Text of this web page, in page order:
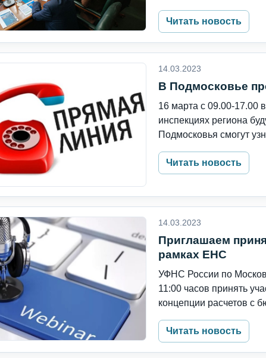
Читать новость
14.03.2023
В Подмосковье
16 марта с 09.00-17.00
инспекциях региона
Подмосковья смогут
Читать новость
14.03.2023
Приглашаем
рамках ЕНС
УФНС России по
11:00 часов принять
концепции расчетов с
Читать новость